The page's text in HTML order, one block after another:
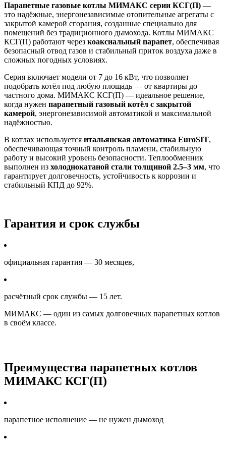
Парапетные газовые котлы МИМАКС серии КСГ(П) —
это надёжные, энергонезависимые отопительные агрегаты с
закрытой камерой сгорания, созданные специально для
помещений без традиционного дымохода. Котлы МИМАКС
КСГ(П) работают через коаксиальный парапет, обеспечивая
безопасный отвод газов и стабильный приток воздуха даже в
сложных погодных условиях.
Серия включает модели от 7 до 16 кВт, что позволяет
подобрать котёл под любую площадь — от квартиры до
частного дома. МИМАКС КСГ(П) — идеальное решение,
когда нужен парапетный газовый котёл с закрытой
камерой, энергонезависимой автоматикой и максимальной
надёжностью.
В котлах используется итальянская автоматика EuroSIT,
обеспечивающая точный контроль пламени, стабильную
работу и высокий уровень безопасности. Теплообменник
выполнен из холоднокатаной стали толщиной 2.5–3 мм, что
гарантирует долговечность, устойчивость к коррозии и
стабильный КПД до 92%.
Гарантия и срок службы
официальная гарантия — 30 месяцев,
расчётный срок службы — 15 лет.
МИМАКС — один из самых долговечных парапетных котлов
в своём классе.
Преимущества парапетных котлов
МИМАКС КСГ(П)
парапетное исполнение — не нужен дымоход